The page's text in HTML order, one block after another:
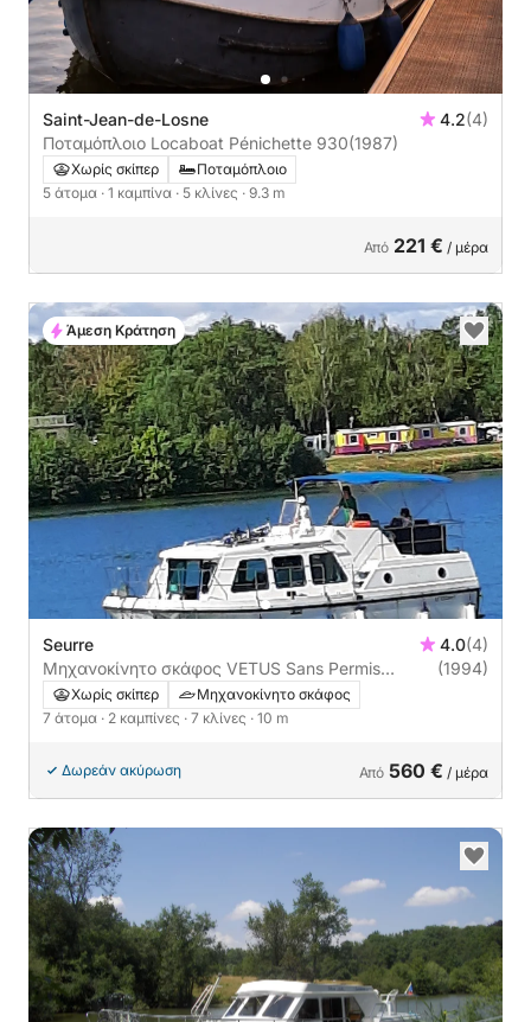
Saint-Jean-de-Losne 4.2(4)
Ποταμόπλοιο Locaboat Pénichette 930(1987)
Χωρίς σκίπερ
Ποταμόπλοιο
5 άτομα · 1 καμπίνα · 5 κλίνες · 9.3 m
Από 221 € / μέρα
Seurre 4.0(4)
Μηχανοκίνητο σκάφος VETUS Sans Permis
(agrément) 35ch
(1994)
Χωρίς σκίπερ
Μηχανοκίνητο σκάφος
7 άτομα · 2 καμπίνες · 7 κλίνες · 10 m
Δωρεάν ακύρωση Από 560 € / μέρα
Άμεση Κράτηση